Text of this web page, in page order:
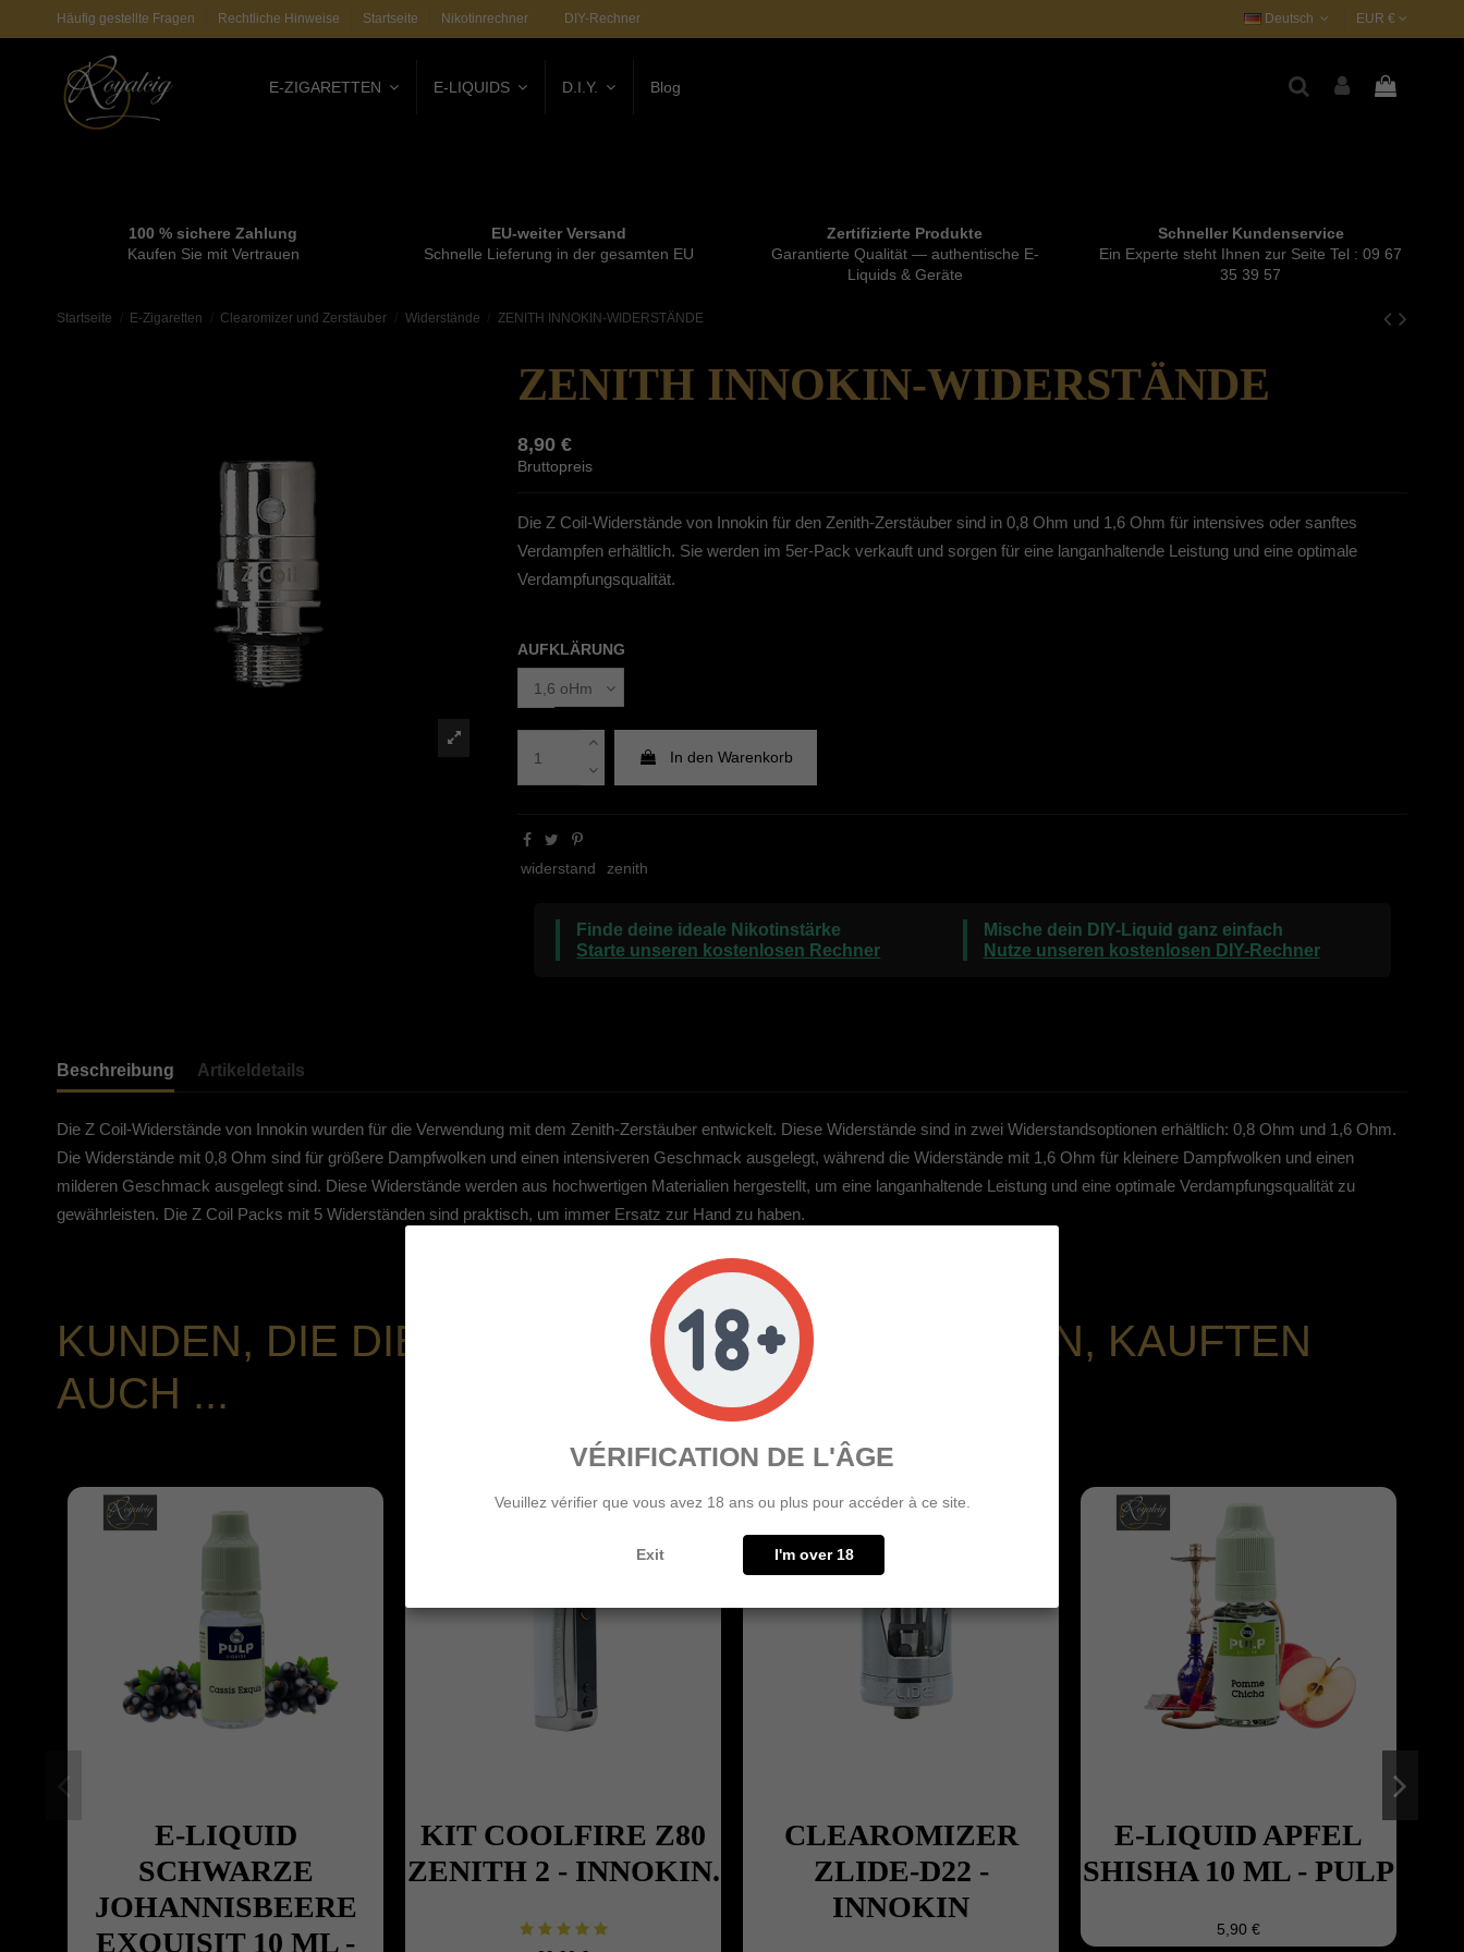
Häufig gestellte Fragen Rechtliche Hinweise Startseite Nikotinrechner DIY-Rechner Deutsch EUR €
E-ZIGARETTEN E-LIQUIDS D.I.Y. Blog
100 % sichere Zahlung
Kaufen Sie mit Vertrauen
EU-weiter Versand
Schnelle Lieferung in der gesamten EU
Zertifizierte Produkte
Garantierte Qualität — authentische E-
Liquids & Geräte
Schneller Kundenservice
Ein Experte steht Ihnen zur Seite Tel : 09 67
35 39 57
Startseite E-Zigaretten Clearomizer und Zerstäuber Widerstände ZENITH INNOKIN-WIDERSTÄNDE
ZENITH INNOKIN-WIDERSTÄNDE
8,90 €
Bruttopreis
Die Z Coil-Widerstände von Innokin für den Zenith-Zerstäuber sind in 0,8 Ohm und 1,6 Ohm für intensives oder sanftes
Verdampfen erhältlich. Sie werden im 5er-Pack verkauft und sorgen für eine langanhaltende Leistung und eine optimale
Verdampfungsqualität.
AUFKLÄRUNG
In den Warenkorb
widerstand zenith
Finde deine ideale Nikotinstärke
Starte unseren kostenlosen Rechner
Mische dein DIY-Liquid ganz einfach
Nutze unseren kostenlosen DIY-Rechner
Beschreibung Artikeldetails
Die Z Coil-Widerstände von Innokin wurden für die Verwendung mit dem Zenith-Zerstäuber entwickelt. Diese Widerstände sind in zwei Widerstandsoptionen erhältlich: 0,8 Ohm und 1,6 Ohm.
Die Widerstände mit 0,8 Ohm sind für größere Dampfwolken und einen intensiveren Geschmack ausgelegt, während die Widerstände mit 1,6 Ohm für kleinere Dampfwolken und einen
milderen Geschmack ausgelegt sind. Diese Widerstände werden aus hochwertigen Materialien hergestellt, um eine langanhaltende Leistung und eine optimale Verdampfungsqualität zu
gewährleisten. Die Z Coil Packs mit 5 Widerständen sind praktisch, um immer Ersatz zur Hand zu haben.
KUNDEN, DIE DIESEN ARTIKEL GEKAUFT HABEN, KAUFTEN
AUCH ...
E-LIQUID
SCHWARZE
JOHANNISBEERE
EXQUISIT 10 ML -
KIT COOLFIRE Z80
ZENITH 2 - INNOKIN.
CLEAROMIZER
ZLIDE-D22 -
INNOKIN
E-LIQUID APFEL
SHISHA 10 ML - PULP
5,90 €
VÉRIFICATION DE L'ÂGE
Veuillez vérifier que vous avez 18 ans ou plus pour accéder à ce site.
Exit I'm over 18